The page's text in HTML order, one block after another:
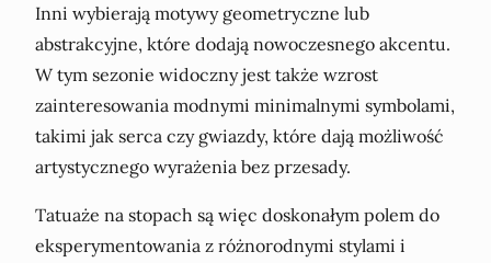
Inni wybierają motywy geometryczne lub
abstrakcyjne, które dodają nowoczesnego akcentu.
W tym sezonie widoczny jest także wzrost
zainteresowania modnymi minimalnymi symbolami,
takimi jak serca czy gwiazdy, które dają możliwość
artystycznego wyrażenia bez przesady.
Tatuaże na stopach są więc doskonałym polem do
eksperymentowania z różnorodnymi stylami i